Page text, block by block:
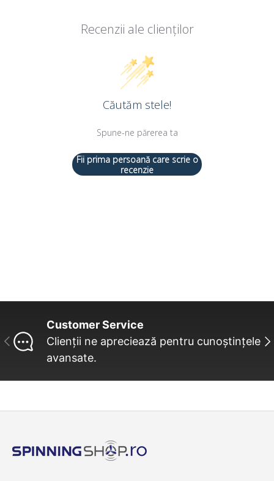
Recenzii ale clienților
Căutăm stele!
Spune-ne părerea ta
Fii prima persoană care scrie o
recenzie
INAINTE
Customer Service
Clienții ne apreciează pentru cunoștințele
avansate.